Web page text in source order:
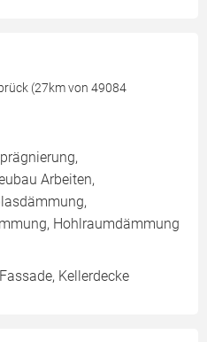
(27km von 49084
Arbeiten,
Hohlraumdämmung
Kellerdecke